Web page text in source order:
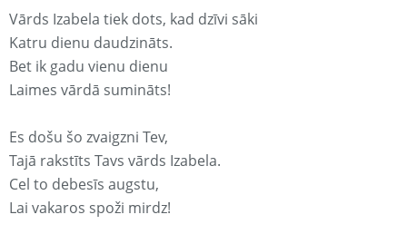
Vārds Izabela tiek dots, kad dzīvi sāki
Katru dienu daudzināts.
Bet ik gadu vienu dienu
Laimes vārdā sumināts!
Es došu šo zvaigzni Tev,
Tajā rakstīts Tavs vārds Izabela.
Cel to debesīs augstu,
Lai vakaros spoži mirdz!